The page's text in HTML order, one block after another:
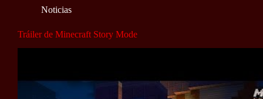
Noticias
Tráiler de Minecraft Story Mode